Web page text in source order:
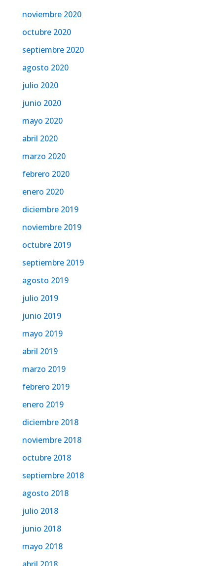
noviembre 2020
octubre 2020
septiembre 2020
agosto 2020
julio 2020
junio 2020
mayo 2020
abril 2020
marzo 2020
febrero 2020
enero 2020
diciembre 2019
noviembre 2019
octubre 2019
septiembre 2019
agosto 2019
julio 2019
junio 2019
mayo 2019
abril 2019
marzo 2019
febrero 2019
enero 2019
diciembre 2018
noviembre 2018
octubre 2018
septiembre 2018
agosto 2018
julio 2018
junio 2018
mayo 2018